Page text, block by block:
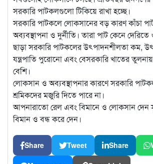
সরকারি পাটকলগুলো টিকিয়ে রাখা হচ্ছে।
সরকারি পাটকলে লোকসানের বড় কারণ কাঁচা
অব্যবস্থাপনা ও দুর্নীতি। তারা পাট কেনে
ছাড়া সরকারি পাটকলের উৎপাদনশীলতা কম,
যন্ত্রপাতি পুরোনো এবং বেসরকারি খাতের
বেশি।
লোকসান ও অব্যবস্থাপনার কারণে সরকারি
শ্রমিকদের মজুরি দিতে পারে না।
আপনারাতো রেল এবং বিমানে ও লোকসান দেন
বিমান ও বন্ধ করে দেন।
Share Tweet Share